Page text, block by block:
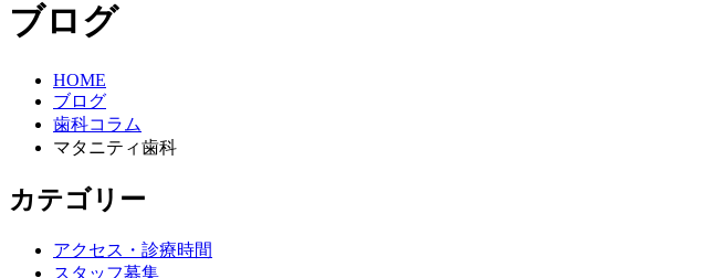
ブログ
HOME
ブログ
歯科コラム
マタニティ歯科
カテゴリー
アクセス・診療時間
スタッフ募集